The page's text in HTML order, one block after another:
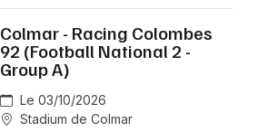
Colmar - Racing Colombes
92 (Football National 2 -
Group A)
Le 03/10/2026
Stadium de Colmar